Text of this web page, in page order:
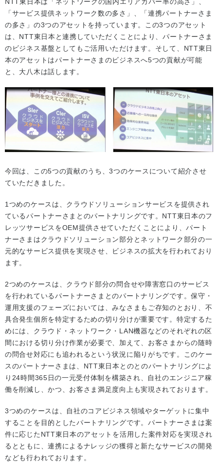
「サービス提供ネットワーク数の多さ」、「連携パートナーさま
の多さ」の3つのアセットを持っています。この3つのアセット
は、NTT東日本と連携していただくことにより、パートナーさま
のビジネス基盤としてもご活用いただけます。そして、NTT東日
本のアセットはパートナーさまのビジネスへ5つの貢献が可能
と、大八木は話します。
今回は、この5つの貢献のうち、3つのケースについて紹介させ
ていただきました。
1つめのケースは、クラウドソリューションサービスを提供され
ているパートナーさまとのパートナリングです。NTT東日本のフ
レッツサービスをOEM提供させていただくことにより、パート
ナーさまはクラウドソリューション部分とネットワーク部分の一
元的なサービス提供を実現させ、ビジネスの拡大を行われており
ます。
2つめのケースは、クラウド部分の問合せや障害窓口のサービス
を行われているパートナーさまとのパートナリングです。保守・
運用支援のフェーズにおいては、みなさまもご存知のとおり、不
具合発生個所を特定するための切り分けが重要です。特定するた
めには、クラウド・ネットワーク・LAN機器などのそれぞれの区
間における切り分け作業が必要で、加えて、お客さまからの随時
の問合せ対応にも追われるという状況に陥りがちです。このケー
スのパートナーさまは、NTT東日本とのとのパートナリングによ
り24時間365日の一元受付体制を構築され、自社のエンジニア稼
働を削減し、かつ、お客さま満足度向上も実現されております。
3つめのケースは、自社のコアビジネス領域やターゲットに集中
することを目的としたパートナリングです。パートナーさまは案
件に応じたNTT東日本のアセットを活用した案件対応を実現され
るとともに、連携によるナレッジの獲得と新たなサービスの開発
なども行われております。